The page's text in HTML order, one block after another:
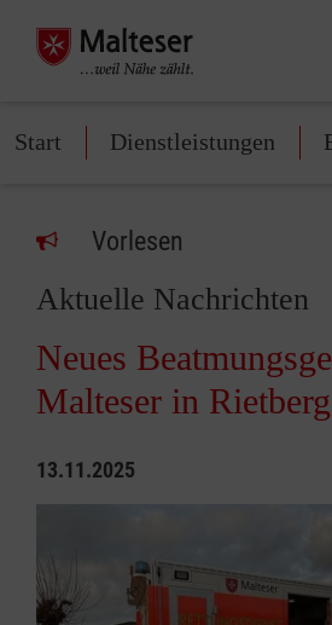
Start Dienstleistungen
Vorlesen
Aktuelle Nachrichten
Neues
Malteser in Rietberg
13.11.2025